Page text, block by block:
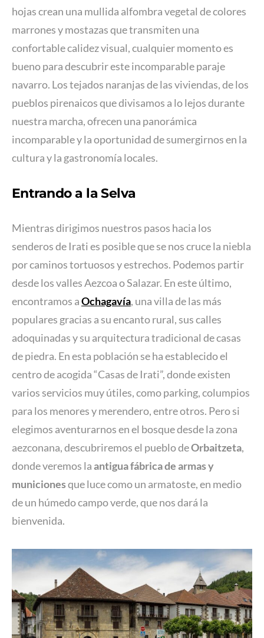
hojas crean una mullida alfombra vegetal de colores
marrones y mostazas que transmiten una
confortable calidez visual, cualquier momento es
bueno para descubrir este incomparable paraje
navarro. Los tejados naranjas de las viviendas, de los
pueblos pirenaicos que divisamos a lo lejos durante
nuestra marcha, ofrecen una panorámica
incomparable y la oportunidad de sumergirnos en la
cultura y la gastronomía locales.
Entrando a la Selva
Mientras dirigimos nuestros pasos hacia los
senderos de Irati es posible que se nos cruce la niebla
por caminos tortuosos y estrechos. Podemos partir
desde los valles Aezcoa o Salazar. En este último,
encontramos aOchagavía, una villa de las más
populares gracias a su encanto rural, sus calles
adoquinadas y su arquitectura tradicional de casas
de piedra. En esta población se ha establecido el
centro de acogida “Casas de Irati”, donde existen
varios servicios muy útiles, como parking, columpios
para los menores y merendero, entre otros. Pero si
elegimos aventurarnos en el bosque desde la zona
aezconana, descubriremos el pueblo deOrbaitzeta,
donde veremos laantigua fábrica de armas y
municionesque luce como un armatoste, en medio
de un húmedo campo verde, que nos dará la
bienvenida.